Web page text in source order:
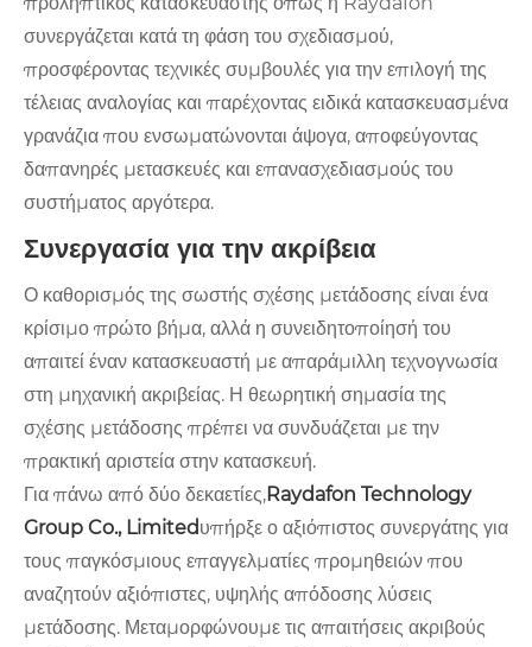
συνεργάζεται κατά τη φάση του σχεδιασμού,
προσφέροντας τεχνικές συμβουλές για την επιλογή της
τέλειας αναλογίας και παρέχοντας ειδικά κατασκευασμένα
γρανάζια που ενσωματώνονται άψογα, αποφεύγοντας
δαπανηρές μετασκευές και επανασχεδιασμούς του
συστήματος αργότερα.
Συνεργασία για την ακρίβεια
Ο καθορισμός της σωστής σχέσης μετάδοσης είναι ένα
κρίσιμο πρώτο βήμα, αλλά η συνειδητοποίησή του
απαιτεί έναν κατασκευαστή με απαράμιλλη τεχνογνωσία
στη μηχανική ακριβείας. Η θεωρητική σημασία της
σχέσης μετάδοσης πρέπει να συνδυάζεται με την
πρακτική αριστεία στην κατασκευή.
Για πάνω από δύο δεκαετίες,Raydafon Technology
Group Co., Limitedυπήρξε ο αξιόπιστος συνεργάτης για
τους παγκόσμιους επαγγελματίες προμηθειών που
αναζητούν αξιόπιστες, υψηλής απόδοσης λύσεις
μετάδοσης. Μεταμορφώνουμε τις απαιτήσεις ακριβούς